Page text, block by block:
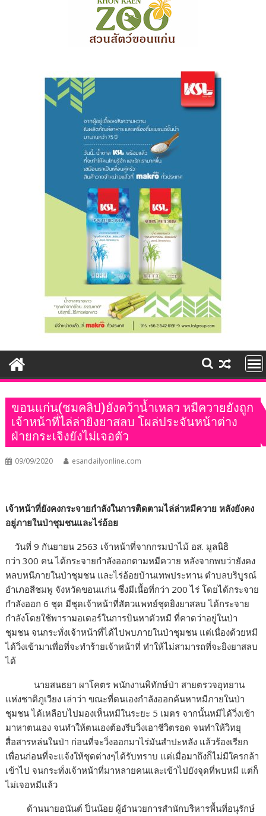
ขอนแก่น(ชมคลิป)ยังคว้าน้ำเหลว หมีควายยังถูก
เจ้าหน้าที่ไล่ล่ายิงยาสลบ โผล่ประจันหน้าต่าง
ฝ่ายกระเจิงยังไม่เจอตัว
09/09/2020 esandailyonline.com
เจ้าหน้าที่ยังคงกระจายกำลังในการติดตามไล่ล่าหมีควาย หลังยังคง
อยู่ภายในป่าชุมชนและไร่อ้อย
วันที่ 9 กันยายน 2563 เจ้าหน้าที่จากกรมป่าไม้ อส. มูลนิธิ
กว่า 300 คน ได้กระจายกำลังออกตามหมีควาย หลังจากพบว่ายังคง
หลบหนีภายในป่าชุมชน และไร่อ้อยบ้านเทพประทาน ตำบลบริบูรณ์
อำเภอสีชมพู จังหวัดขอนแก่น ซึ่งมีเนื้อที่กว่า 200 ไร่ โดยได้กระจาย
กำลังออก 6 ชุด มีชุดเจ้าหน้าที่สัตวแพทย์ชุดยิงยาสลบ ได้กระจาย
กำลังโดยใช้พารามอเตอร์ในการบินหาตัวหมี ที่คาดว่าอยู่ในป่า
ชุมชน จนกระทั่งเจ้าหน้าที่ได้ไปพบภายในป่าชุมชน แต่เนื่องด้วยหมี
ได้วิ่งเข้ามาเพื่อที่จะทำร้ายเจ้าหน้าที่ ทำให้ไม่สามารถที่จะยิงยาสลบ
ได้
นายสนธยา ผาโคตร พนักงานพิทักษ์ป่า สายตรวจอุทยาน
แห่งชาติภูเวียง เล่าว่า ขณะที่ตนเองกำลังออกค้นหาหมีภายในป่า
ชุมชน ได้เหลือบไปมองเห็นหมีในระยะ 5 เมตร จากนั้นหมีได้วิ่งเข้า
มาหาตนเอง จนทำให้ตนเองต้องรีบวิ่งเอาชีวิตรอด จนทำให้วิทยุ
สื่อสารหล่นในป่า ก่อนที่จะวิ่งออกมาไร่มันสำปะหลัง แล้วร้องเรียก
เพื่อนก่อนที่จะแจ้งให้ชุดต่างๆได้รับทราบ แต่เมื่อมาถึงก็ไม่มีใครกล้า
เข้าไป จนกระทั่งเจ้าหน้าที่มาหลายคนและเข้าไปยังจุดที่พบหมี แต่ก็
ไม่เจอหมีแล้ว
ด้านนายอนันต์ ปิ่นน้อย ผู้อำนวยการสำนักบริหารพื้นที่อนุรักษ์